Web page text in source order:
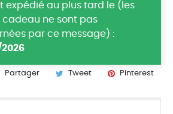
expédié au plus tard le (les
cadeau ne sont pas
par ce message) :
Partager Tweet Pinterest